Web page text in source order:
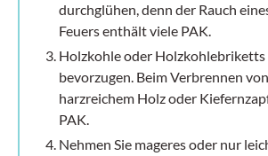
durchglühen, denn der Rauch
Feuers enthält viele PAK.
Holzkohle oder Holzkohlebriketts
bevorzugen. Beim Verbrennen
harzreichem Holz oder
PAK.
Nehmen Sie mageres oder nur